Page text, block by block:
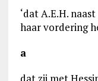
‘dat A.E.H.
haar vordering
a